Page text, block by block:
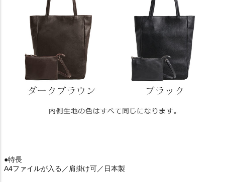
●特長
A4ファイルが入る／肩掛け可／日本製